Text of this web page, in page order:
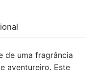
de uma fragrância
aventureiro. Este